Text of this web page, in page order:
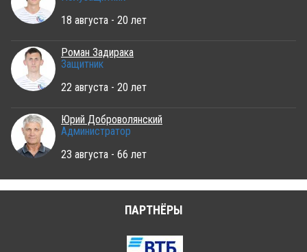
18 августа - 20 лет
Роман Задирака
Защитник
22 августа - 20 лет
Юрий Доброволянский
Администратор
23 августа - 66 лет
ПАРТНЁРЫ